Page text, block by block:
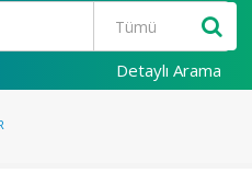
Detaylı Arama